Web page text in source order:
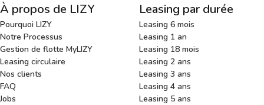
À propos de LIZY
Pourquoi LIZY
Notre Processus
Gestion de flotte MyLIZY
Leasing circulaire
Nos clients
FAQ
Jobs
Leasing par durée
Leasing 6 mois
Leasing 1 an
Leasing 18 mois
Leasing 2 ans
Leasing 3 ans
Leasing 4 ans
Leasing 5 ans